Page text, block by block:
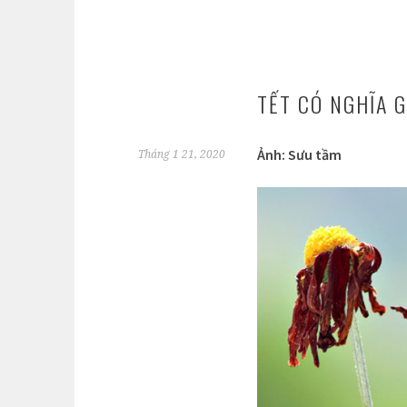
TẾT CÓ NGHĨA
Tháng 1 21, 2020 Ảnh: Sưu tầm